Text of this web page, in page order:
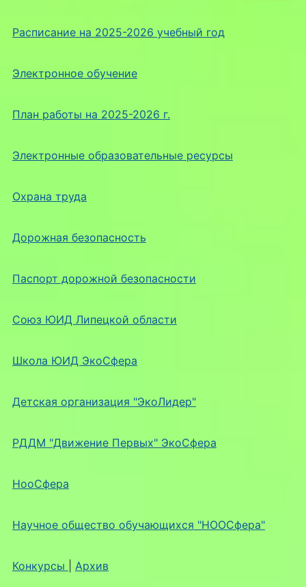
Расписание на 2025-2026 учебный год
Электронное обучение
План работы на 2025-2026 г.
Электронные образовательные ресурсы
Охрана труда
Дорожная безопасность
Паспорт дорожной безопасности
Союз ЮИД Липецкой области
Школа ЮИД ЭкоСфера
Детская организация "ЭкоЛидер"
РДДМ "Движение Первых" ЭкоСфера
НооСфера
Научное общество обучающихся "НООСфера"
Конкурсы Архив